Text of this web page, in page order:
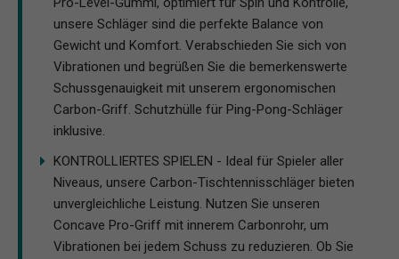
unsere Schläger sind die perfekte Balance von
Gewicht und Komfort. Verabschieden Sie sich von
Vibrationen und begrüßen Sie die bemerkenswerte
Schussgenauigkeit mit unserem ergonomischen
Carbon-Griff. Schutzhülle für Ping-Pong-Schläger
inklusive.
KONTROLLIERTES SPIELEN - Ideal für Spieler aller
Niveaus, unsere Carbon-Tischtennisschläger bieten
unvergleichliche Leistung. Nutzen Sie unseren
Concave Pro-Griff mit innerem Carbonrohr, um
Vibrationen bei jedem Schuss zu reduzieren. Ob Sie